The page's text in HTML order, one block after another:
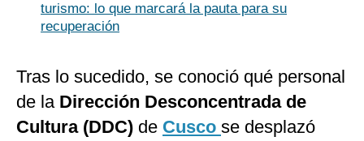
turismo: lo que marcará la pauta para su
recuperación
Tras lo sucedido, se conoció qué personal
de la Dirección Desconcentrada de
Cultura (DDC) de Cusco se desplazó